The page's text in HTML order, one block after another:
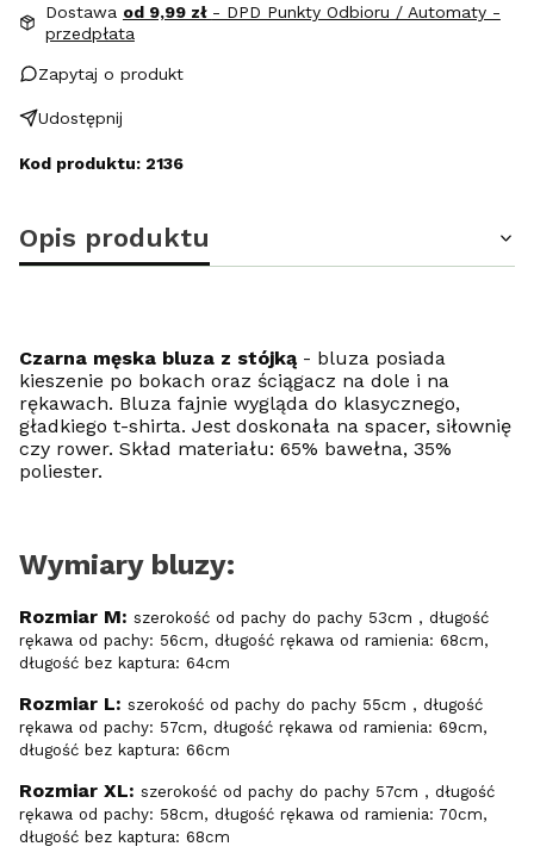
Dostawa od 9,99 zł - DPD Punkty Odbioru / Automaty -
przedpłata
Zapytaj o produkt
Udostępnij
Kod produktu: 2136
Opis produktu
Czarna męska bluza z stójką - bluza posiada
kieszenie po bokach oraz ściągacz na dole i na
rękawach. Bluza fajnie wygląda do klasycznego,
gładkiego t-shirta. Jest doskonała na spacer, siłownię
czy rower. Skład materiału: 65% bawełna, 35%
poliester.
Wymiary bluzy:
Rozmiar M: szerokość od pachy do pachy 53cm , długość
rękawa od pachy: 56cm, długość rękawa od ramienia: 68cm,
długość bez kaptura: 64cm
Rozmiar L: szerokość od pachy do pachy 55cm , długość
rękawa od pachy: 57cm, długość rękawa od ramienia: 69cm,
długość bez kaptura: 66cm
Rozmiar XL: szerokość od pachy do pachy 57cm , długość
rękawa od pachy: 58cm, długość rękawa od ramienia: 70cm,
długość bez kaptura: 68cm